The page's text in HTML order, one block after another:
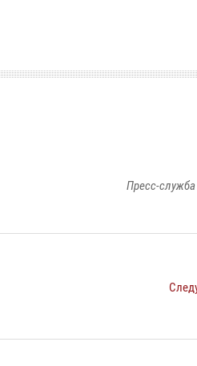
Пресс-служба